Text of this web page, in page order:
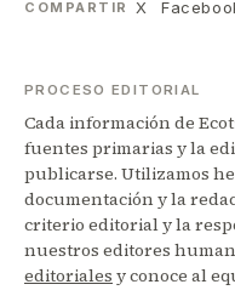
COMPARTIR X
PROCESO EDITORIAL
Cada información de
fuentes primarias y la
publicarse. Utilizamos
documentación y la
criterio editorial y la
nuestros editores
editoriales y conoce al